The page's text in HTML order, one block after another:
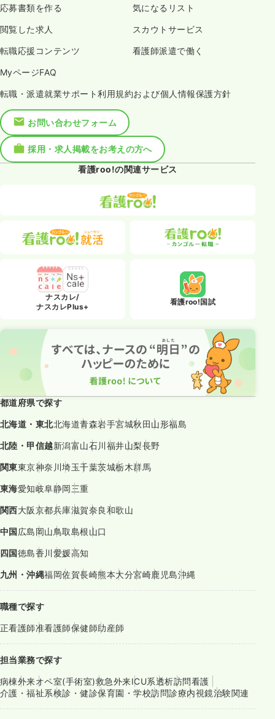
応募書類を作る 気になるリスト
閲覧した求人 スカウトサービス
転職応援コンテンツ 看護師派遣で働く
MyページFAQ
転職・派遣就業サポート利用規約および個人情報保護方針
お問い合わせフォーム
採用・求人掲載をお考えの方へ
看護roo!の関連サービス
ナスカレ/
ナスカレPlus+
看護roo!国試
都道府県で探す
北海道・東北北海道青森岩手宮城秋田 山形福島
北陸・甲信越新潟富山石川 福井山梨長野
関東東京神奈川埼玉千葉茨城栃木群馬
東海愛知岐阜静岡三重
関西大阪京都兵庫滋賀奈良和歌山
中国 広島 岡山鳥取島根山口
四国徳島香川 愛媛高知
九州・沖縄福岡佐賀長崎熊本大分宮崎鹿児島沖縄
職種で探す
正看護師准看護師保健師助産師
担当業務で探す
病棟外来オペ室(手術室)救急外来ICU系透析訪問看護
介護・福祉系検診・健診保育園・学校訪問診療内視鏡治験関連